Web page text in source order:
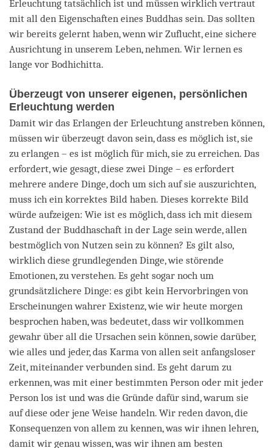
Erleuchtung tatsächlich ist und müssen wirklich vertraut
mit all den Eigenschaften eines Buddhas sein. Das sollten
wir bereits gelernt haben, wenn wir Zuflucht, eine sichere
Ausrichtung in unserem Leben, nehmen. Wir lernen es
lange vor Bodhichitta.
Überzeugt von unserer eigenen, persönlichen
Erleuchtung werden
Damit wir das Erlangen der Erleuchtung anstreben können,
müssen wir überzeugt davon sein, dass es möglich ist, sie
zu erlangen – es ist möglich für mich, sie zu erreichen. Das
erfordert, wie gesagt, diese zwei Dinge – es erfordert
mehrere andere Dinge, doch um sich auf sie auszurichten,
muss ich ein korrektes Bild haben. Dieses korrekte Bild
würde aufzeigen: Wie ist es möglich, dass ich mit diesem
Zustand der Buddhaschaft in der Lage sein werde, allen
bestmöglich von Nutzen sein zu können? Es gilt also,
wirklich diese grundlegenden Dinge, wie störende
Emotionen, zu verstehen. Es geht sogar noch um
grundsätzlichere Dinge: es gibt kein Hervorbringen von
Erscheinungen wahrer Existenz, wie wir heute morgen
besprochen haben, was bedeutet, dass wir vollkommen
gewahr über all die Ursachen sein können, sowie darüber,
wie alles und jeder, das Karma von allen seit anfangsloser
Zeit, miteinander verbunden sind. Es geht darum zu
erkennen, was mit einer bestimmten Person oder mit jeder
Person los ist und was die Gründe dafür sind, warum sie
auf diese oder jene Weise handeln. Wir reden davon, die
Konsequenzen von allem zu kennen, was wir ihnen lehren,
damit wir genau wissen, was wir ihnen am besten